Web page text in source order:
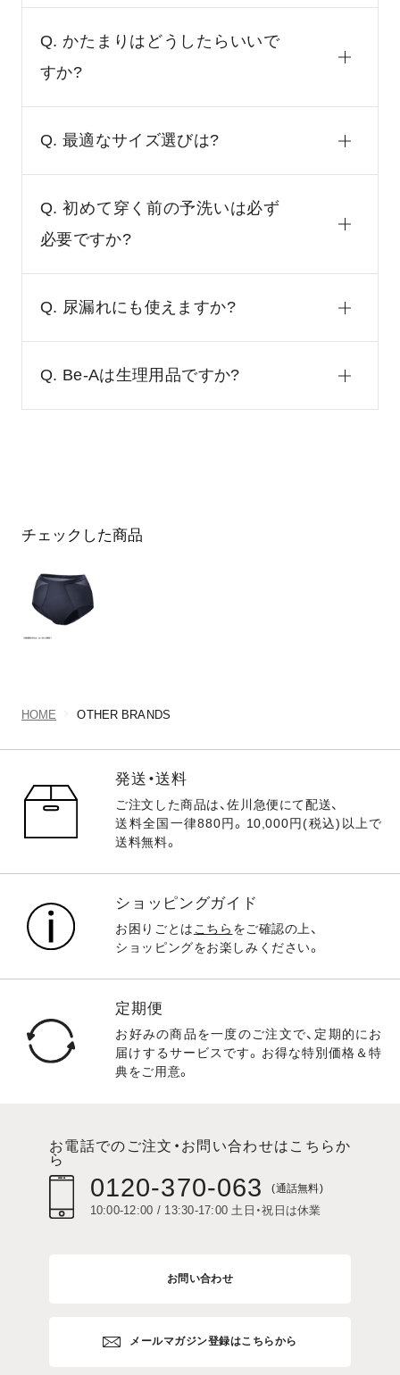
Q. かたまりはどうしたらいいで
すか?
Q. 最適なサイズ選びは?
Q. 初めて穿く前の予洗いは必ず
必要ですか?
Q. 尿漏れにも使えますか?
Q. Be-Aは生理用品ですか?
チェックした商品
HOME OTHER BRANDS
発送・送料
ご注文した商品は、佐川急便にて配送、
送料全国一律880円。10,000円(税込)以上で
送料無料。
ショッピングガイド
お困りごとは こちら をご確認の上、
ショッピングをお楽しみください。
定期便
お好みの商品を一度のご注文で、定期的にお
届けするサービスです。お得な特別価格＆特
典をご用意。
お電話でのご注文・お問い合わせはこちらか
ら
0120-370-063 (通話無料)
10:00-12:00 / 13:30-17:00 土日・祝日は休業
お問い合わせ
メールマガジン登録はこちらから